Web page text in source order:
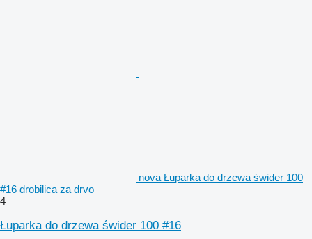
nova Łuparka do drzewa świder 100
#16 drobilica za drvo
4
Łuparka do drzewa świder 100 #16